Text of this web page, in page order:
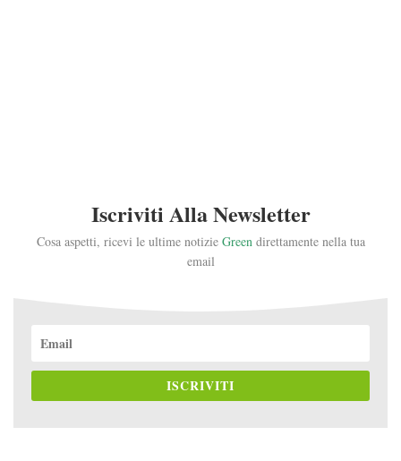
Iscriviti Alla Newsletter
Cosa aspetti, ricevi le ultime notizie Green direttamente nella tua
email
ISCRIVITI